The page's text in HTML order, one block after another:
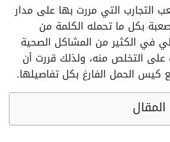
التجارب التي مررت بها على مدار
بكل ما تحمله الكلمة من
في الكثير من المشاكل الصحية
على التخلص منه، ولذلك قررت أن
الحمل الفارغ بكل تفاصيلها.